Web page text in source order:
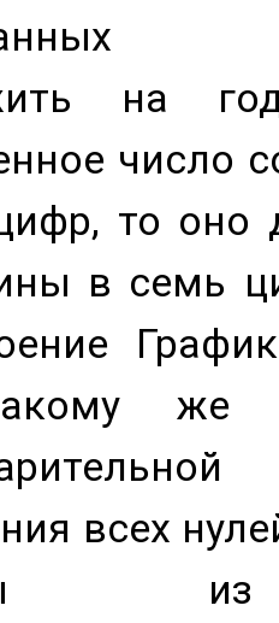
на
число
то оно
в семь
же
всех
из